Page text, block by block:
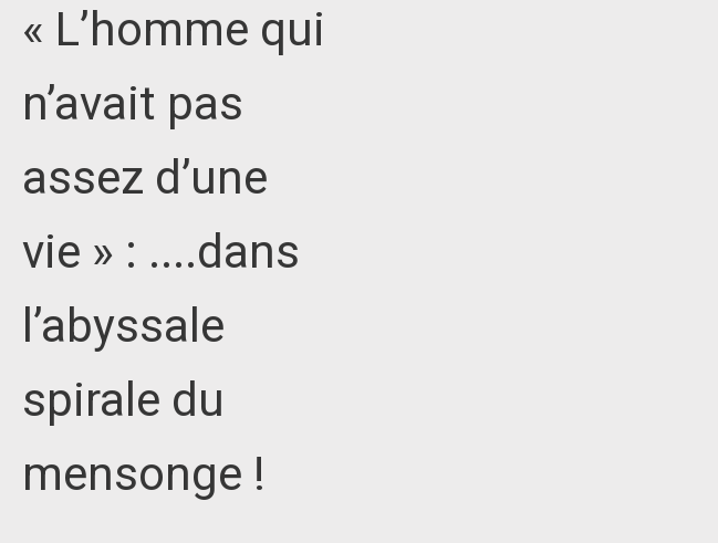
« L’homme qui
n’avait pas
assez d’une
vie » : ....dans
l’abyssale
spirale du
mensonge !